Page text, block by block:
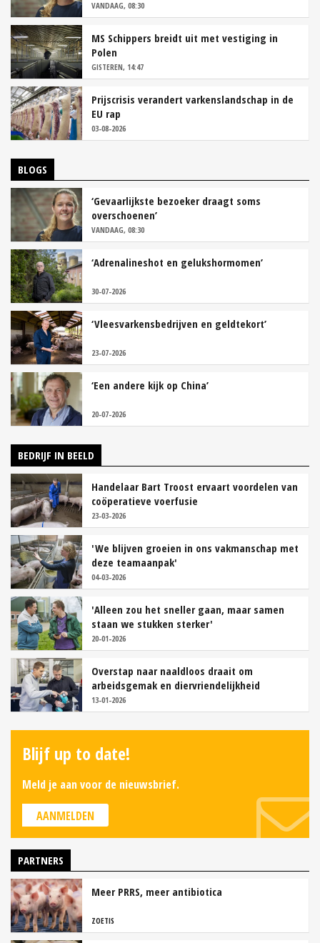
VANDAAG, 08:30
MS Schippers breidt uit met vestiging in
Polen
GISTEREN, 14:47
Prijscrisis verandert varkenslandschap in de
EU rap
03-08-2026
BLOGS
‘Gevaarlijkste bezoeker draagt soms
overschoenen’
VANDAAG, 08:30
‘Adrenalineshot en gelukshormomen’
30-07-2026
‘Vleesvarkensbedrijven en geldtekort’
23-07-2026
‘Een andere kijk op China’
20-07-2026
BEDRIJF IN BEELD
Handelaar Bart Troost ervaart voordelen van
coöperatieve voerfusie
23-03-2026
'We blijven groeien in ons vakmanschap met
deze teamaanpak'
04-03-2026
'Alleen zou het sneller gaan, maar samen
staan we stukken sterker'
20-01-2026
Overstap naar naaldloos draait om
arbeidsgemak en diervriendelijkheid
13-01-2026
Blijf up to date!
Meld je aan voor de nieuwsbrief.
AANMELDEN
PARTNERS
Meer PRRS, meer antibiotica
ZOETIS